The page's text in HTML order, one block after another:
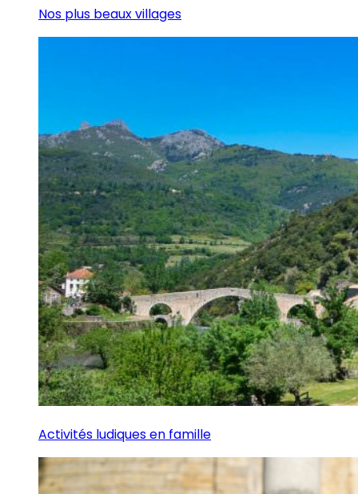
Nos plus beaux villages
Activités ludiques en famille